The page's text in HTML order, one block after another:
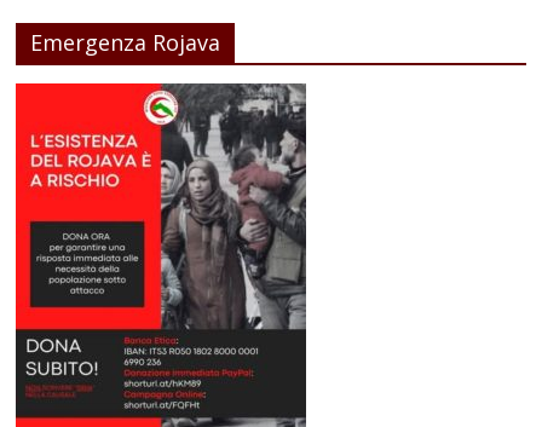
Emergenza Rojava